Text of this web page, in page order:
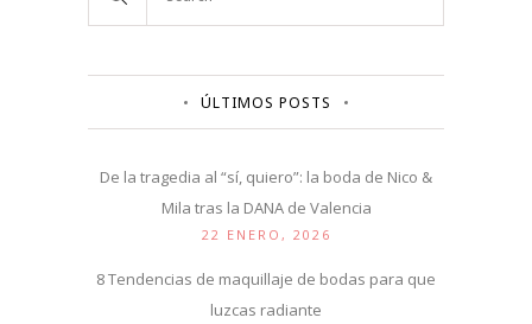
ÚLTIMOS POSTS
De la tragedia al “sí, quiero”: la boda de Nico &
Mila tras la DANA de Valencia
22 ENERO, 2026
8 Tendencias de maquillaje de bodas para que
luzcas radiante